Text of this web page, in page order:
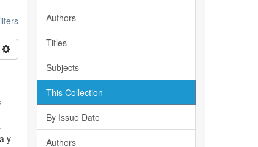
y
Authors
Titles
Subjects
This Collection
By Issue Date
Authors